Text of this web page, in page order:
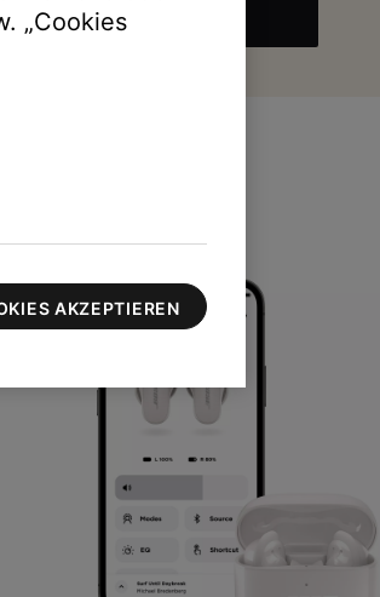
100 $
„Cookies
AKZEPTIEREN